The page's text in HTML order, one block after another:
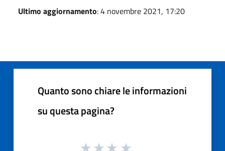
Ultimo aggiornamento: 4 novembre 2021, 17:20
Quanto sono chiare le informazioni
su questa pagina?